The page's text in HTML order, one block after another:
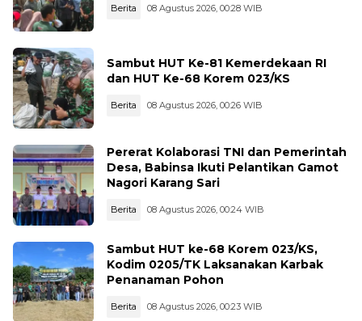
Berita 08 Agustus 2026, 00:28 WIB
Sambut HUT Ke-81 Kemerdekaan RI
dan HUT Ke-68 Korem 023/KS
Berita 08 Agustus 2026, 00:26 WIB
Pererat Kolaborasi TNI dan Pemerintah
Desa, Babinsa Ikuti Pelantikan Gamot
Nagori Karang Sari
Berita 08 Agustus 2026, 00:24 WIB
Sambut HUT ke-68 Korem 023/KS,
Kodim 0205/TK Laksanakan Karbak
Penanaman Pohon
Berita 08 Agustus 2026, 00:23 WIB